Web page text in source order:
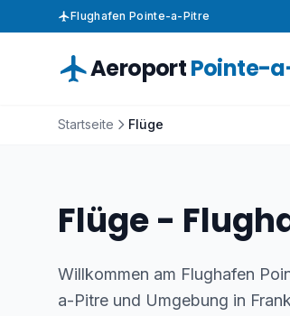
Flughafen Pointe-a-Pitre
AeroportPointe-
Startseite Flüge
Flüge -
Willkommen am Flughafen
a-Pitre und Umgebung in